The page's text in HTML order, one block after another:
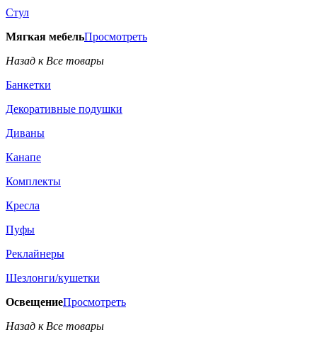
Стул
Мягкая мебельПросмотреть
Назад к Все товары
Банкетки
Декоративные подушки
Диваны
Канапе
Комплекты
Кресла
Пуфы
Реклайнеры
Шезлонги/кушетки
ОсвещениеПросмотреть
Назад к Все товары